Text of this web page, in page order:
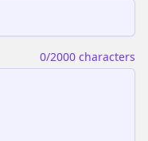
0/2000 characters